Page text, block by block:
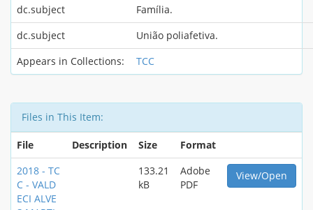
dc.subject
Família.
dc.subject
União poliafetiva.
Appears in Collections:
TCC
Files in This Item:
File Description Size
Format
2018 - TC
C - VALD
ECI ALVE
133.21
kB
Adobe
PDF
View/Open